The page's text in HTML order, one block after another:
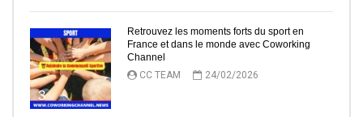
3
Retrouvez les moments forts du sport en
France et dans le monde avec Coworking
Channel
CC TEAM
24/02/2026